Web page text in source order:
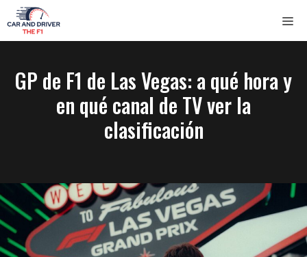
Saltar
al
contenido
GP de F1 de Las Vegas: a qué hora y
en qué canal de TV ver la
clasificación